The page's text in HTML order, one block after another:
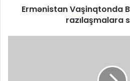
Ermənistan Vaşinqtonda
razılaşmalara